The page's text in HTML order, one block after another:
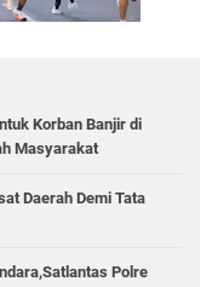
Korban Banjir di
Masyarakat
Daerah Demi Tata
Polre